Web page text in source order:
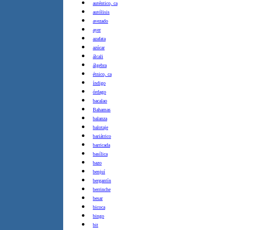
auténtico, ca
autólisis
avezado
ayer
azafata
azúcar
álcali
álgebra
étnico, ca
índigo
órdago
bacalao
Bahamas
balanza
balotaje
bariátrico
barricada
basílica
bazo
benjuí
bergantín
berrinche
besar
bicoca
bingo
bit